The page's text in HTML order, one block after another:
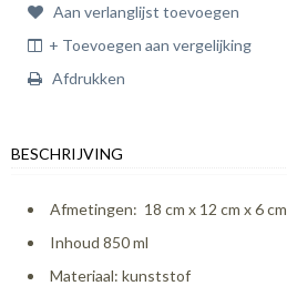
Aan verlanglijst toevoegen
+ Toevoegen aan vergelijking
Afdrukken
BESCHRIJVING
Afmetingen: 18 cm x 12 cm x 6 cm
Inhoud 850 ml
Materiaal: kunststof